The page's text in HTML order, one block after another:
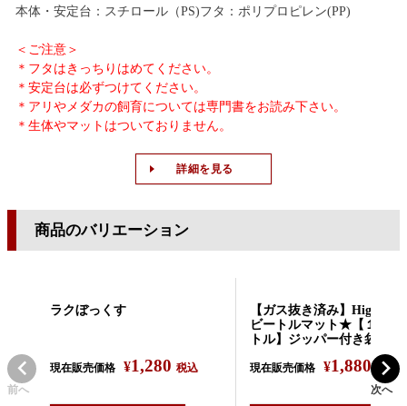
本体・安定台：スチロール（PS)フタ：ポリプロピレン(PP)
＜ご注意＞
＊フタはきっちりはめてください。
＊安定台は必ずつけてください。
＊アリやメダカの飼育については専門書をお読み下さい。
＊生体やマットはついておりません。
詳細を見る
商品のバリエーション
前へ
ラクぼっくす
現在販売価格 ¥1,280 税込
【ガス抜き済み】High
ビートルマット★【１０リ
トル】ジッパー付き袋入り
現在販売価格 ¥1,880 税込
次へ